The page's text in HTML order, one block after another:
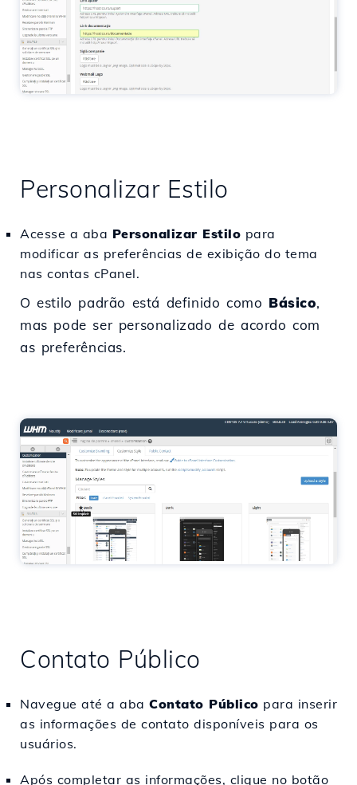
Personalizar Estilo
Acesse a aba Personalizar Estilo para
modificar as preferências de exibição do tema
nas contas cPanel.
O estilo padrão está definido como Básico,
mas pode ser personalizado de acordo com
as preferências.
Contato Público
Navegue até a aba Contato Público para inserir
as informações de contato disponíveis para os
usuários.
Após completar as informações, clique no botão